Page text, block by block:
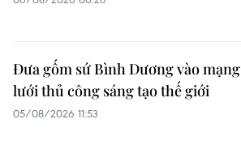
Đưa gốm sứ Bình Dương vào mạng
lưới thủ công sáng tạo thế giới
05/08/2026 11:53